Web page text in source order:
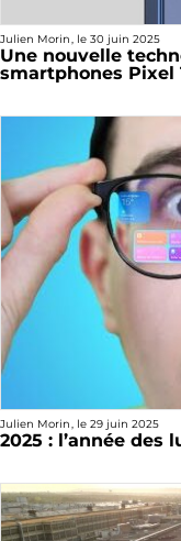
Julien Morin, le 30 juin 2025
Une nouvelle
smartphones Pixel
Julien Morin, le 29 juin 2025
2025 : l’année